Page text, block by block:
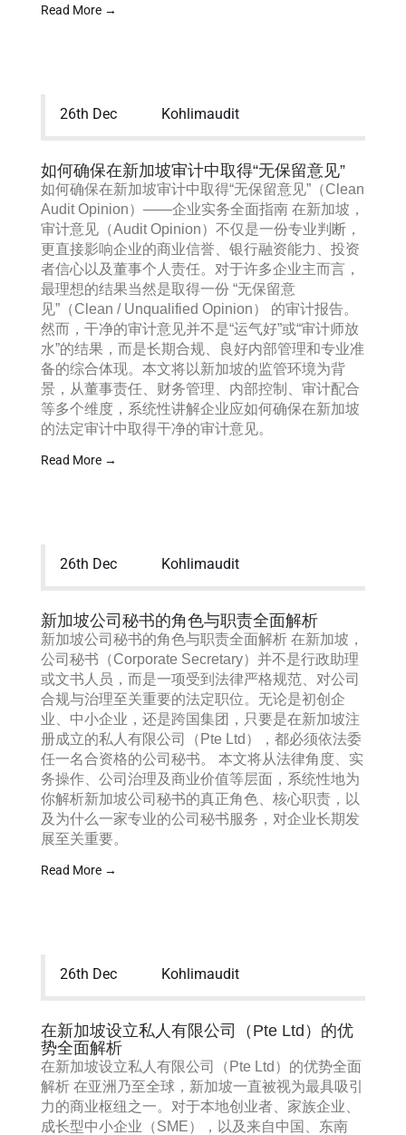
Read More →
26th Dec Kohlimaudit
如何确保在新加坡审计中取得“无保留意见”
如何确保在新加坡审计中取得“无保留意见”（Clean
Audit Opinion）——企业实务全面指南 在新加坡，
审计意见（Audit Opinion）不仅是一份专业判断，
更直接影响企业的商业信誉、银行融资能力、投资
者信心以及董事个人责任。对于许多企业主而言，
最理想的结果当然是取得一份 “无保留意
见”（Clean / Unqualified Opinion） 的审计报告。
然而，干净的审计意见并不是“运气好”或“审计师放
水”的结果，而是长期合规、良好内部管理和专业准
备的综合体现。本文将以新加坡的监管环境为背
景，从董事责任、财务管理、内部控制、审计配合
等多个维度，系统性讲解企业应如何确保在新加坡
的法定审计中取得干净的审计意见。
Read More →
26th Dec Kohlimaudit
新加坡公司秘书的角色与职责全面解析
新加坡公司秘书的角色与职责全面解析 在新加坡，
公司秘书（Corporate Secretary）并不是行政助理
或文书人员，而是一项受到法律严格规范、对公司
合规与治理至关重要的法定职位。无论是初创企
业、中小企业，还是跨国集团，只要是在新加坡注
册成立的私人有限公司（Pte Ltd），都必须依法委
任一名合资格的公司秘书。 本文将从法律角度、实
务操作、公司治理及商业价值等层面，系统性地为
你解析新加坡公司秘书的真正角色、核心职责，以
及为什么一家专业的公司秘书服务，对企业长期发
展至关重要。
Read More →
26th Dec Kohlimaudit
在新加坡设立私人有限公司（Pte Ltd）的优
势全面解析
在新加坡设立私人有限公司（Pte Ltd）的优势全面
解析 在亚洲乃至全球，新加坡一直被视为最具吸引
力的商业枢纽之一。对于本地创业者、家族企业、
成长型中小企业（SME），以及来自中国、东南